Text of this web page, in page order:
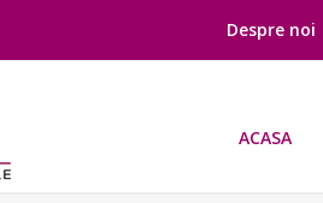
Despre noi
ACASA